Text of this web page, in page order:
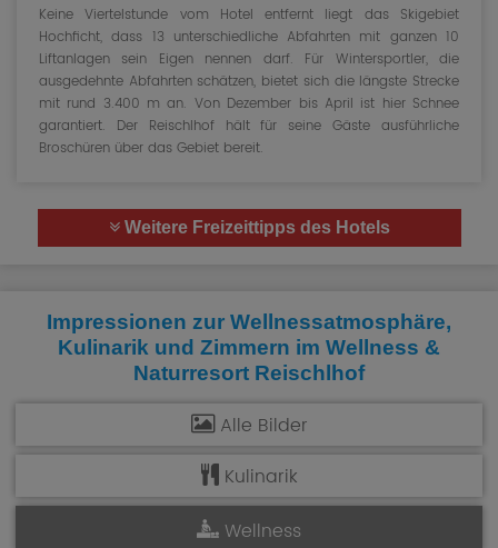
Keine Viertelstunde vom Hotel entfernt liegt das Skigebiet
Hochficht, dass 13 unterschiedliche Abfahrten mit ganzen 10
Liftanlagen sein Eigen nennen darf. Für Wintersportler, die
ausgedehnte Abfahrten schätzen, bietet sich die längste Strecke
mit rund 3.400 m an. Von Dezember bis April ist hier Schnee
garantiert. Der Reischlhof hält für seine Gäste ausführliche
Broschüren über das Gebiet bereit.
Weitere Freizeittipps des Hotels
Impressionen zur Wellnessatmosphäre,
Kulinarik und Zimmern im Wellness &
Naturresort Reischlhof
Alle Bilder
Kulinarik
Wellness